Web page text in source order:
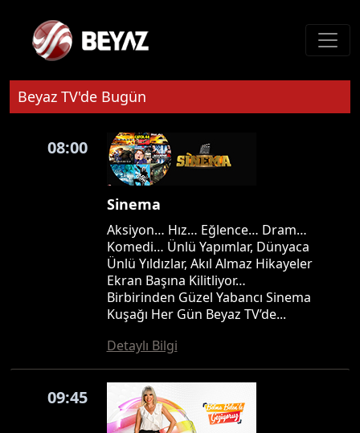
Beyaz TV'de Bugün
08:00
Sinema
Aksiyon… Hız… Eğlence… Dram…
Komedi… Ünlü Yapımlar, Dünyaca
Ünlü Yıldızlar, Akıl Almaz Hikayeler
Ekran Başına Kilitliyor…
Birbirinden Güzel Yabancı Sinema
Kuşağı Her Gün Beyaz TV’de...
Detaylı Bilgi
09:45